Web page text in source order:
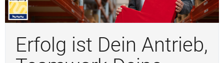
Erfolg ist Dein Antrieb,